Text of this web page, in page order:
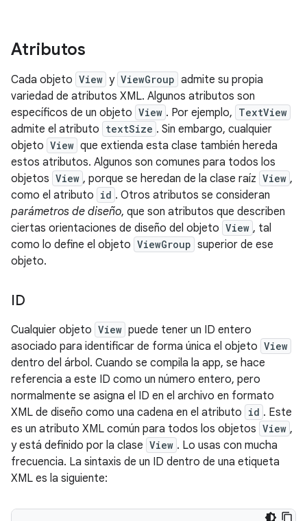
Atributos
Cada objeto View y ViewGroup admite su propia
variedad de atributos XML. Algunos atributos son
específicos de un objeto View . Por ejemplo, TextView
admite el atributo textSize . Sin embargo, cualquier
objeto View que extienda esta clase también hereda
estos atributos. Algunos son comunes para todos los
objetos View , porque se heredan de la clase raíz View ,
como el atributo id . Otros atributos se consideran
parámetros de diseño, que son atributos que describen
ciertas orientaciones de diseño del objeto View , tal
como lo define el objeto ViewGroup superior de ese
objeto.
ID
Cualquier objeto View puede tener un ID entero
asociado para identificar de forma única el objeto View
dentro del árbol. Cuando se compila la app, se hace
referencia a este ID como un número entero, pero
normalmente se asigna el ID en el archivo en formato
XML de diseño como una cadena en el atributo id . Este
es un atributo XML común para todos los objetos View ,
y está definido por la clase View . Lo usas con mucha
frecuencia. La sintaxis de un ID dentro de una etiqueta
XML es la siguiente: